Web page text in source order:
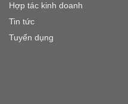
Hợp tác kinh doanh
Tin tức
Tuyển dụng